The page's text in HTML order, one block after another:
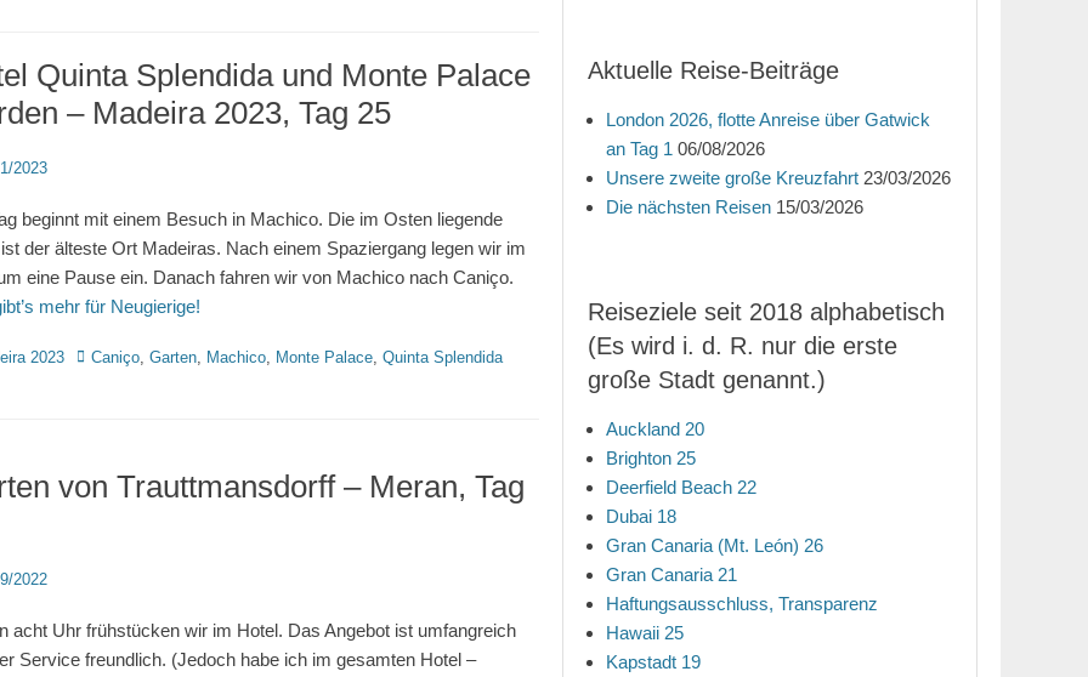
Quinta Splendida und Monte Palace
– Madeira 2023, Tag 25
2023
beginnt mit einem Besuch in Machico. Die im Osten liegende
der älteste Ort Madeiras. Nach einem Spaziergang legen wir im
eine Pause ein. Danach fahren wir von Machico nach Caniço.
mehr für Neugierige!
2023 Schlagworte
Caniço, Garten, Machico, Monte Palace, Quinta Splendida
von Trauttmansdorff – Meran, Tag
2022
acht Uhr frühstücken wir im Hotel. Das Angebot ist umfangreich
Service freundlich. (Jedoch habe ich im gesamten Hotel –
Aktuelle Reise-Beiträge
London 2026, flotte Anreise über Gatwick
an Tag 1 06/08/2026
Unsere zweite große Kreuzfahrt 23/03/2026
Die nächsten Reisen 15/03/2026
Reiseziele seit 2018 alphabetisch
(Es wird i. d. R. nur die erste
große Stadt genannt.)
Auckland 20
Brighton 25
Deerfield Beach 22
Dubai 18
Gran Canaria (Mt. León) 26
Gran Canaria 21
Haftungsausschluss, Transparenz
Hawaii 25
Kapstadt 19